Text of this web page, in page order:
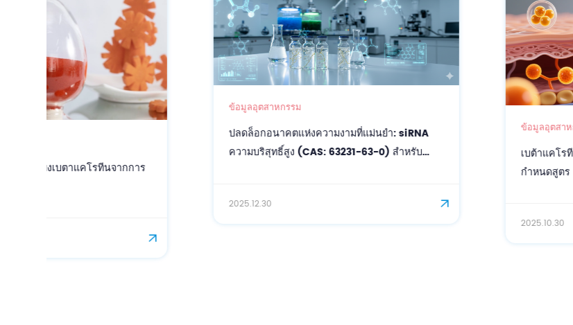
ข้อมูลอุตสาหกรรม
ปลดล็อกอนาคตแห่งความงามที่แม่นยำ: siRNA
ความบริสุทธิ์สูง (CAS: 63231-63-0) สำหรับ
โซลูชันการดูแลผิวและเส้นผมแบบเฉพาะเจาะจง
ข้อมูลอุตสาหกรรม
เบต้าแคโรทีนสำหรับผิว: ประโยชน์และกลยุทธ์การ